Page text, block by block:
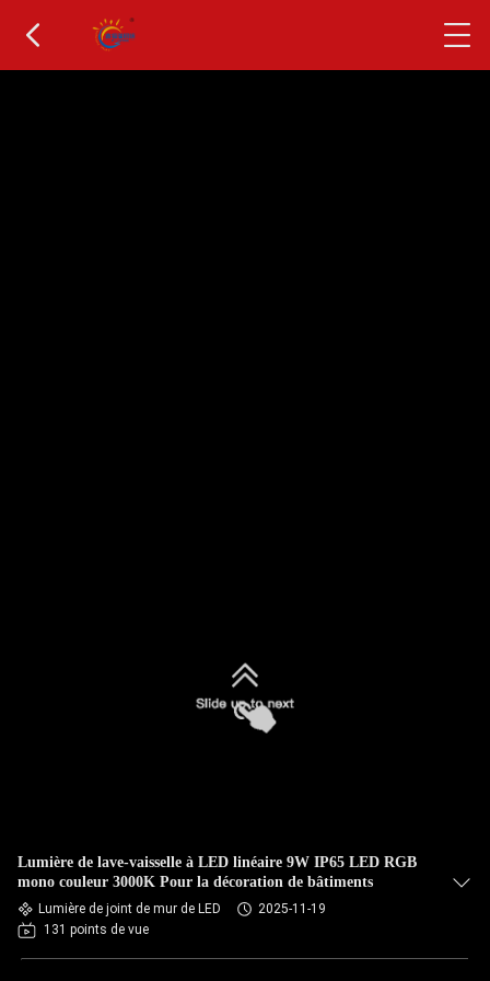
Lumière de lave-vaisselle à LED linéaire 9W IP65 LED RGB
mono couleur 3000K Pour la décoration de bâtiments
Lumière de joint de mur de LED
2025-11-19
131 points de vue